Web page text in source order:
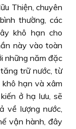
Thiện, chuyên
thường, các
khô hạn cho
này vào toàn
những năm đặc
trữ nước, từ
hạn và xâm
ở hạ lưu, sẽ
về lượng nước,
vận hành, đây